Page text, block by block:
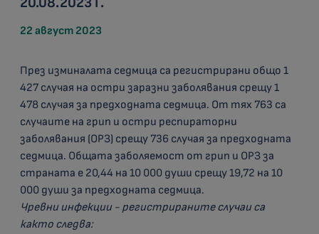
22 август 2023
През изминалата седмица са регистрирани общо 1
427 случая на остри заразни заболявания срещу 1
478 случая за предходната седмица. От тях 763 са
случаите на грип и остри респираторни
заболявания (ОРЗ) срещу 736 случая за предходната
седмица. Общата заболяемост от грип и ОРЗ за
страната е 20,44 на 10 000 души срещу 19,72 на 10
000 души за предходната седмица.
Чревни инфекции - регистрираните случаи са
както следва: